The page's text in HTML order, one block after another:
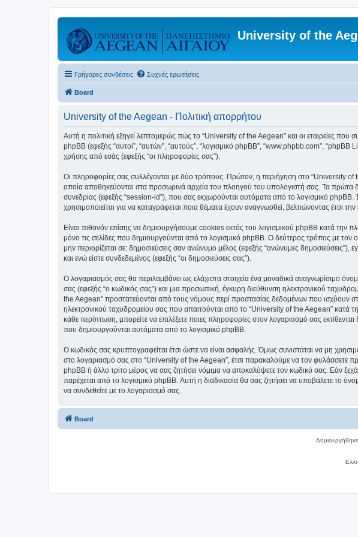
University of the
Γρήγορες συνδέσεις Συχνές ερωτήσεις
Board
University of the Aegean - Πολιτική απορρήτου
Αυτή η πολιτική εξηγεί λεπτομερώς πώς το “University of the Aegean” και οι εταιρείες που
phpBB (εφεξής “αυτοί”, “αυτών”, “αυτούς”, “λογισμικό phpBB”, “www.phpbb.com”,
χρήσης από εσάς (εφεξής “οι πληροφορίες σας”).
Οι πληροφορίες σας συλλέγονται με δύο τρόπους. Πρώτον, η περιήγηση στο “University of
οποία αποθηκεύονται στα προσωρινά αρχεία του πλοηγού του υπολογιστή σας. Τα πρώτα
συνεδρίας (εφεξής “session-id”), που σας εκχωρούνται αυτόματα από το λογισμικό
χρησιμοποιείται για να καταγράφεται ποια θέματα έχουν αναγνωσθεί, βελτιώνοντας έτσι
Είναι πιθανόν επίσης να δημιουργήσουμε cookies εκτός του λογισμικού phpBB κατά την
μόνο τις σελίδες που δημιουργούνται από το λογισμικό phpBB. Ο δεύτερος τρόπος με
μην περιορίζεται σε: δημοσιεύσεις σαν ανώνυμο μέλος (εφεξής “ανώνυμες
και ενώ είστε συνδεδεμένος (εφεξής “οι δημοσιεύσεις σας”).
Ο λογαριασμός σας θα περιλαμβάνει ως ελάχιστα στοιχεία ένα μοναδικά αναγνωρίσιμο
σας (εφεξής “ο κωδικός σας”) και μια προσωπική, έγκυρη διεύθυνση ηλεκτρονικού
the Aegean” προστατεύονται από τους νόμους περί προστασίας δεδομένων που ισχύουν
ηλεκτρονικού ταχυδρομείου σας που απαιτούνται από το “University of the Aegean” κατά τη
κάθε περίπτωση, μπορείτε να επιλέξετε ποιες πληροφορίες στον λογαριασμό σας
που δημιουργούνται αυτόματα από το λογισμικό phpBB.
Ο κωδικός σας κρυπτογραφείται έτσι ώστε να είναι ασφαλής. Όμως συνιστάται να μη
στο λογαριασμό σας στο “University of the Aegean”, έτσι παρακαλούμε να τον φυλάσσετε
phpBB ή άλλο τρίτο μέρος να σας ζητήσει νόμιμα να αποκαλύψετε τον κωδικό σας. Εάν
παρέχεται από το λογισμικό phpBB. Αυτή η διαδικασία θα σας ζητήσει να υποβάλετε το
να συνδεθείτε με το λογαριασμό σας.
Board